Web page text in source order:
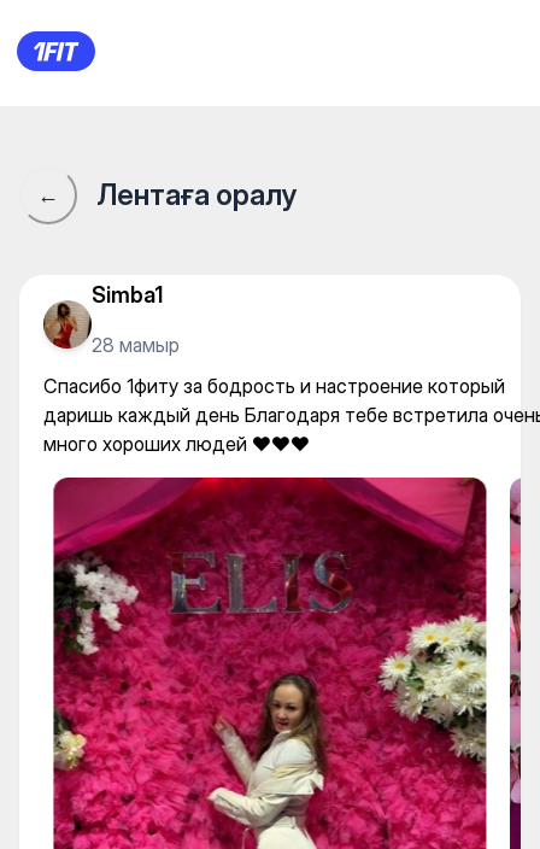
Спасибо 1фиту за
← Лентаға оралу
Simba1
28 мамыр
Спасибо 1фиту за бодрость и настроение который
даришь каждый день Благодаря тебе встретила
много хороших людей ❤️❤️❤️